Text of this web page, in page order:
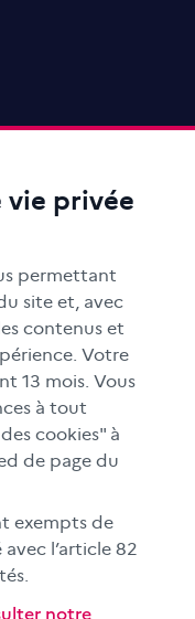
vie privée
permettant
site et, avec
contenus et
Votre
13 mois. Vous
à tout
cookies" à
de page du
exempts de
l’article 82
notre